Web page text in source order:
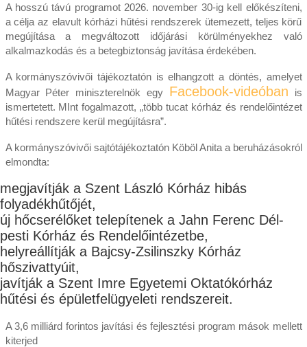
A hosszú távú programot 2026. november 30-ig kell előkészíteni,
a célja az elavult kórházi hűtési rendszerek ütemezett, teljes körű
megújítása a megváltozott időjárási körülményekhez való
alkalmazkodás és a betegbiztonság javítása érdekében.
A kormányszóvivői tájékoztatón is elhangzott a döntés, amelyet
Magyar Péter miniszterelnök egy Facebook-videóban is
ismertetett. MInt fogalmazott, „több tucat kórház és rendelőintézet
hűtési rendszere kerül megújításra”.
A kormányszóvivői sajtótájékoztatón Köböl Anita a beruházásokról
elmondta:
megjavítják a Szent László Kórház hibás
folyadékhűtőjét,
új hőcserélőket telepítenek a Jahn Ferenc Dél-
pesti Kórház és Rendelőintézetbe,
helyreállítják a Bajcsy-Zsilinszky Kórház
hőszivattyúit,
javítják a Szent Imre Egyetemi Oktatókórház
hűtési és épületfelügyeleti rendszereit.
A 3,6 milliárd forintos javítási és fejlesztési program mások mellett
kiterjed